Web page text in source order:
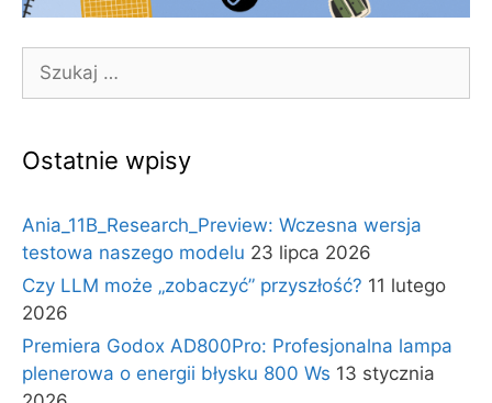
Ostatnie wpisy
Ania_11B_Research_Preview: Wczesna wersja
testowa naszego modelu 23 lipca 2026
Czy LLM może „zobaczyć” przyszłość? 11 lutego
2026
Premiera Godox AD800Pro: Profesjonalna lampa
plenerowa o energii błysku 800 Ws 13 stycznia